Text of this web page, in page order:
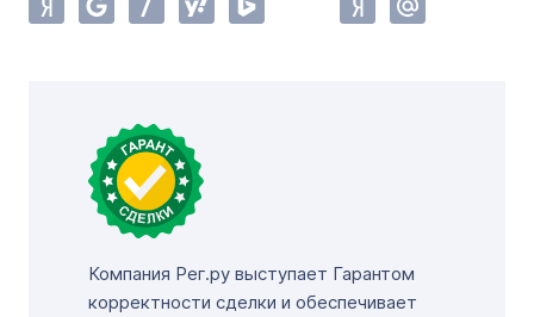
Компания Рег.ру выступает Гарантом
корректности сделки и обеспечивает